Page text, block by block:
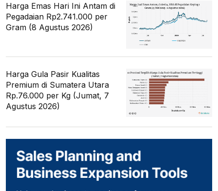
Harga Emas Hari Ini Antam di
Pegadaian Rp2.741.000 per
Gram (8 Agustus 2026)
Harga Gula Pasir Kualitas
Premium di Sumatera Utara
Rp.76.000 per Kg (Jumat, 7
Agustus 2026)